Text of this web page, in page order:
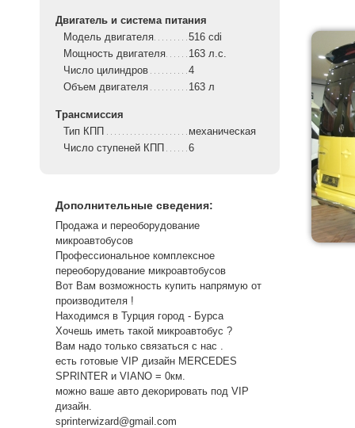
Двигатель и система питания
Модель двигателя
516 cdi
Мощность двигателя
163 л.с.
Число цилиндров
4
Объем двигателя
163 л
Трансмиссия
Тип КПП
механическая
Число ступеней КПП
6
Дополнительные сведения:
Продажа и переоборудование
микроавтобусов
Профессиональное комплексное
переоборудование микроавтобусов
Вот Вам возможность купить напрямую от
производителя !
Находимся в Турция город - Бурса
Хочешь иметь такой микроавтобус ?
Вам надо только связаться с нас .
есть готовые VIP дизайн MERCEDES
SPRINTER и VIANO = 0км.
можно ваше авто декорировать под VIP
дизайн.
sprinterwizard@gmail.com